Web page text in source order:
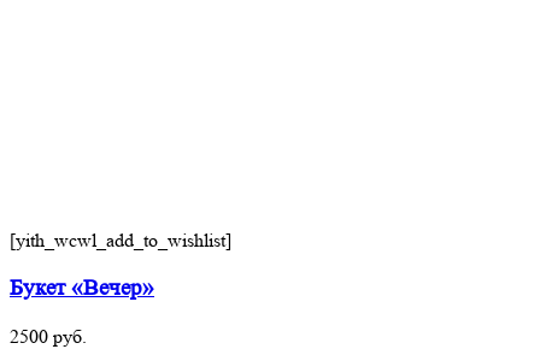
[yith_wcwl_add_to_wishlist]
Букет «Вечер»
2500 руб.